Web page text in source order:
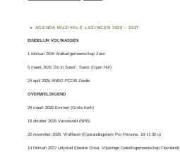
AGENDA MUZIKALE LEZINGEN 2026 – 2027
EINDELIJK VOLWASSEN
1 februari 2026 Walkartgemeenschap Zeist
5 maart 2026 ‘Zin in Soest’, Soest (Open Hof)
24 april 2026 ANBO-PCOB Zwolle
OVERWELDIGEND
24 maart 2026 Emmen (Grote Kerk)
18 oktober 2026 Varsseveld (NPB)
22 november 2026 Wolfheze (Opstandingskerk Pro Persona, 16-17.30 u)
14 februari 2027 Lelystad (theater Posa, Vrijzinnige Geloofsgemeenschap Flevoland)